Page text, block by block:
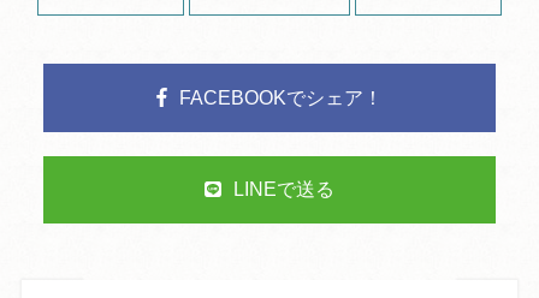
FACEBOOKでシェア！
LINEで送る